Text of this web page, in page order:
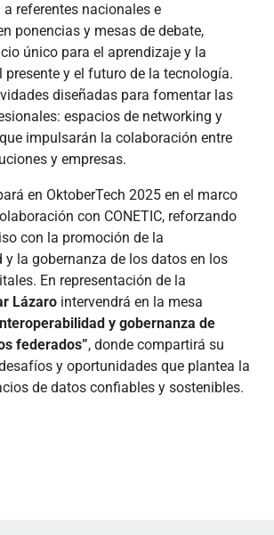
a referentes nacionales e
ponencias y mesas de debate,
único para el aprendizaje y la
presente y el futuro de la tecnología.
diseñadas para fomentar las
espacios de networking y
impulsarán la colaboración entre
y empresas.
en OktoberTech 2025 en el marco
con CONETIC, reforzando
con la promoción de la
y la gobernanza de los datos en los
En representación de la
Lázaro intervendrá en la mesa
y gobernanza de
federados”, donde compartirá su
y oportunidades que plantea la
de datos confiables y sostenibles.